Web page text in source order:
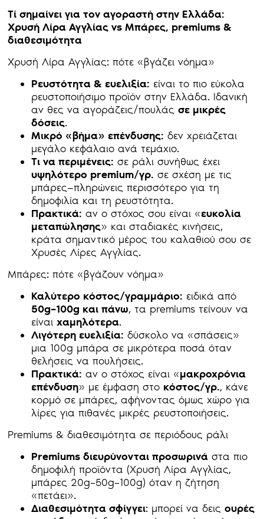
Τί σημαίνει για τον αγοραστή στην Ελλάδα:
Χρυσή Λίρα Αγγλίας vs Μπάρες, premiums &
διαθεσιμότητα
Χρυσή Λίρα Αγγλίας: πότε «βγάζει νόημα»
Ρευστότητα & ευελιξία: είναι το πιο εύκολα
ρευστοποιήσιμο προϊόν στην Ελλάδα. Ιδανική
αν θες να αγοράζεις/πουλάςσε μικρές
δόσεις.
Μικρό «βήμα» επένδυσης: δεν χρειάζεται
μεγάλο κεφάλαιο ανά τεμάχιο.
Τι να περιμένεις: σε ράλι συνήθως έχει
υψηλότερο premium/γρ. σε σχέση με τις
μπάρες—πληρώνεις περισσότερο για τη
δημοφιλία και τη ρευστότητα.
Πρακτικά: αν ο στόχος σου είναι «ευκολία
μεταπώλησης» και σταδιακές κινήσεις,
κράτα σημαντικό μέρος του καλαθιού σου σε
Χρυσές Λίρες Αγγλίας.
Μπάρες: πότε «βγάζουν νόημα»
Καλύτερο κόστος/γραμμάριο: ειδικά από
50g–100g και πάνω, τα premiums τείνουν να
είναιχαμηλότερα.
Λιγότερη ευελιξία: δύσκολο να «σπάσεις»
μια 100g μπάρα σε μικρότερα ποσά όταν
θελήσεις να πουλήσεις.
Πρακτικά: αν ο στόχος είναι «μακροχρόνια
επένδυση» με έμφαση στο κόστος/γρ., κάνε
κορμό σε μπάρες, αφήνοντας όμως χώρο για
λίρες για πιθανές μικρές ρευστοποιήσεις.
Premiums & διαθεσιμότητα σε περιόδους ράλι
Premiums διευρύνονται προσωρινά στα πιο
δημοφιλή προϊόντα (Χρυσή Λίρα Αγγλίας,
μπάρες 20g–50g–100g) όταν η ζήτηση
«πετάει».
Διαθεσιμότητα σφίγγει: μπορεί να δειςουρές